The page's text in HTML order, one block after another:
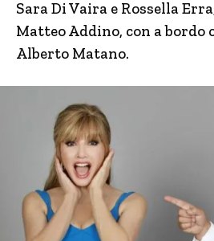
Sara Di Vaira e Rossella
Matteo Addino, con a bordo
Alberto Matano.